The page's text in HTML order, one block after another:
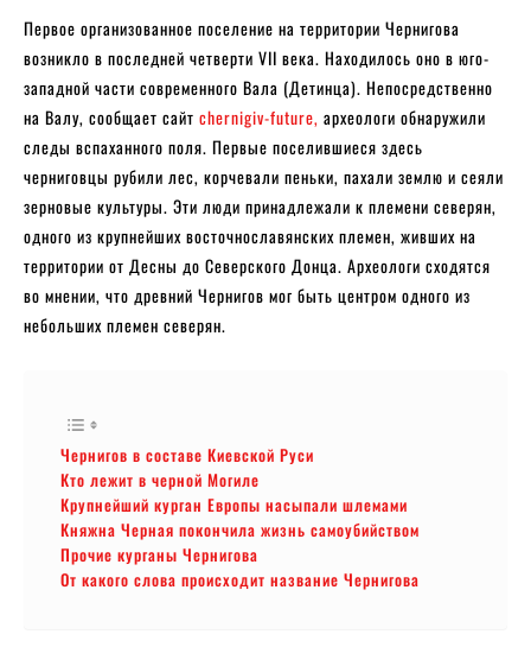
Первое организованное поселение на территории Чернигова
возникло в последней четверти VII века. Находилось оно в юго-
западной части современного Вала (Детинца). Непосредственно
на Валу, сообщает сайт chernigiv-future, археологи обнаружили
следы вспаханного поля. Первые поселившиеся здесь
черниговцы рубили лес, корчевали пеньки, пахали землю и сеяли
зерновые культуры. Эти люди принадлежали к племени северян,
одного из крупнейших восточнославянских племен, живших на
территории от Десны до Северского Донца. Археологи сходятся
во мнении, что древний Чернигов мог быть центром одного из
небольших племен северян.
Чернигов в составе Киевской Руси
Кто лежит в черной Могиле
Крупнейший курган Европы насыпали шлемами
Княжна Черная покончила жизнь самоубийством
Прочие курганы Чернигова
От какого слова происходит название Чернигова